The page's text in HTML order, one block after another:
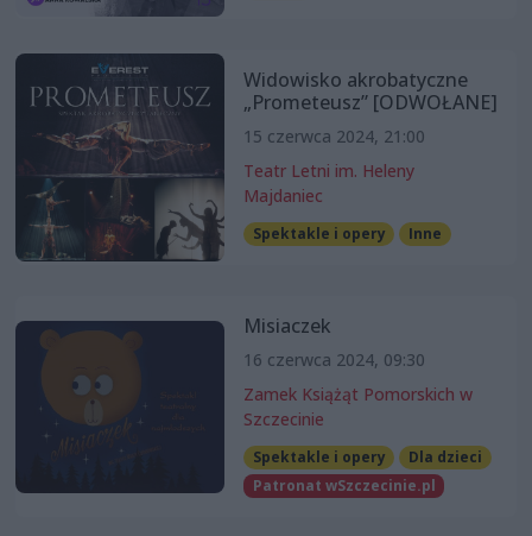
Widowisko akrobatyczne
„Prometeusz” [ODWOŁANE]
15 czerwca 2024, 21:00
Teatr Letni im. Heleny
Majdaniec
Spektakle i opery Inne
Misiaczek
16 czerwca 2024, 09:30
Zamek Książąt Pomorskich w
Szczecinie
Spektakle i opery
Dla dzieci
Patronat wSzczecinie.pl